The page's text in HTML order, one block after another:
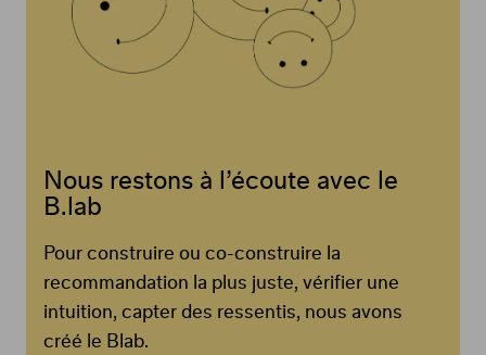
Nous restons à l’écoute avec le
B.lab
Pour construire ou co-construire la
recommandation la plus juste, vérifier une
intuition, capter des ressentis, nous avons
créé le Blab.